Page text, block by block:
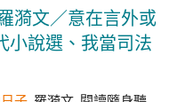
漪文／意在言外或
小說選、我當司法